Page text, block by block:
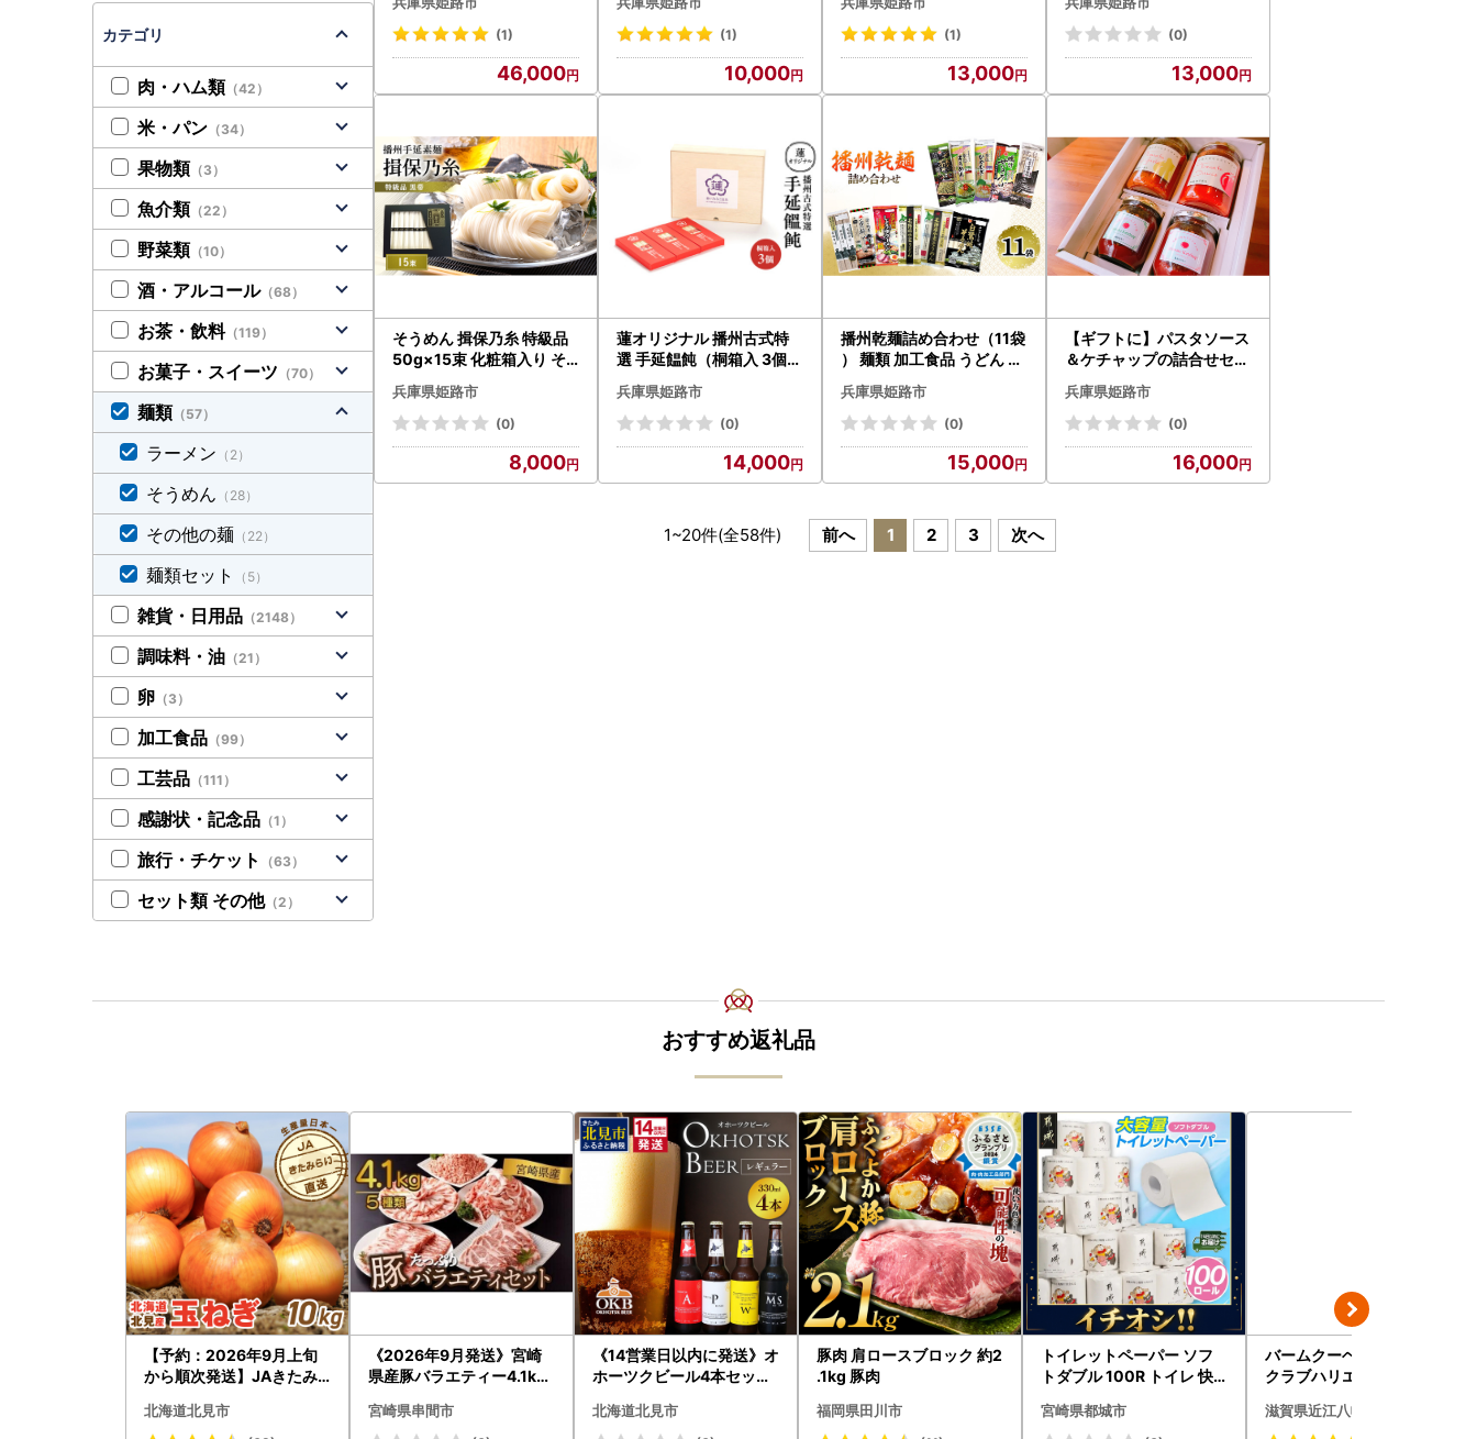
(1)
46,000
(1)
10,000
(1)
13,000
(0)
13,000
そうめん 揖保乃糸 特級品
50g×15束 化粧箱入り そ
うめん
兵庫県姫路市
(0)
8,000
蓮オリジナル 播州古式特
選 手延饂飩（桐箱入 3個）
[ うどん 乾麺 ギフト 贈答
兵庫県 姫路市 ]
兵庫県姫路市
(0)
14,000
播州乾麺詰め合わせ（11袋
） 麺類 加工食品 うどん 素
麺 ラーメン
兵庫県姫路市
(0)
15,000
【ギフトに】パスタソース
＆ケチャップの詰合せセッ
ト 調味料
兵庫県姫路市
(0)
16,000
1~20件(全58件) 前へ 1 2 3 次へ
カテゴリ
肉・ハム類 （42）
米・パン （34）
果物類 （3）
魚介類 （22）
野菜類 （10）
酒・アルコール（68）
お茶・飲料（119）
お菓子・スイーツ （70）
麺類 （57）
ラーメン （2）
そうめん （28）
その他の麺 （22）
麺類セット （5）
雑貨・日用品 （2148）
調味料・油 （21）
卵 （3）
加工食品 （99）
工芸品 （111）
感謝状・記念品 （1）
旅行・チケット （63）
セット類 その他（2）
おすすめ返礼品
【予約：2026年9月上旬
から順次発送】JAきたみ
g ( タマネギ たまねぎ 野菜
北海道北見市
《2026年9月発送》宮崎
県産豚バラエティー4.1kg
宮崎県串間市
《14営業日以内に発送》オ
ホーツクビール4本セット
クラフトビール 瓶ビール
北海道北見市
豚肉 肩ロースブロック 約2
.1kg 豚肉
福岡県田川市
トイレットペーパー ソフ
トダブル 100R トイレ 快
宮崎県都城市
バームクーヘン mini 6個
クラブハリエ FC01W シェ
ン
滋賀県近江八幡市